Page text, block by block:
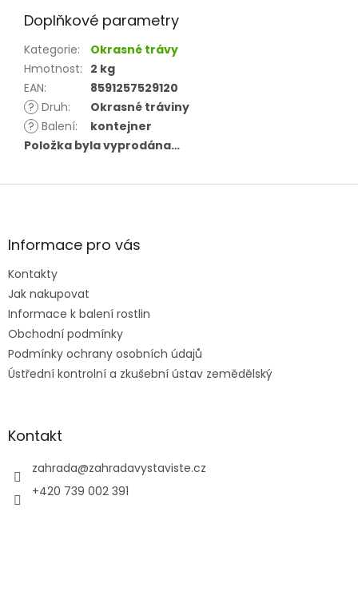
Doplňkové parametry
Kategorie:
Okrasné trávy
Hmotnost: 2 kg
EAN:
8591257529120
? Druh:
Okrasné tráviny
? Balení:
kontejner
Položka byla vyprodána…
Z
aInformace pro vás
Kontakty
Jak nakupovat
Informace k balení rostlin
Obchodní podmínky
Podmínky ochrany osobních údajů
Ústřední kontrolní a zkušební ústav zemědělský
Kontakt
zahrada@zahradavystaviste.cz
+420 739 002 391